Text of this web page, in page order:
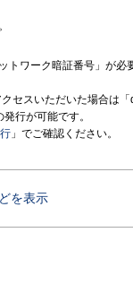
トワーク暗証番号」が
セスいただいた場合は
行が可能です。
」でご確認ください。
を表示